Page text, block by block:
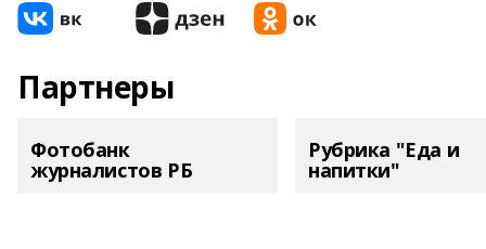
Партнеры
Фотобанк
журналистов РБ
Рубрика "Еда и
напитки"